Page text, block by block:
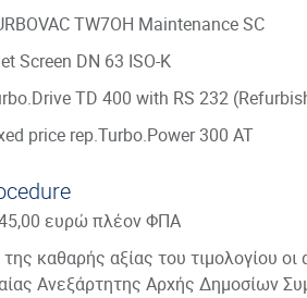
TW7OH Maintenance SC
Screen DN 63 ISO-K
TD 400 with RS 232
price rep.Turbo.Power 300 AT
ευρώ πλέον ΦΠΑ
της καθαρής αξίας του τιμολογίου
Ανεξάρτητης Αρχής Δημοσίων